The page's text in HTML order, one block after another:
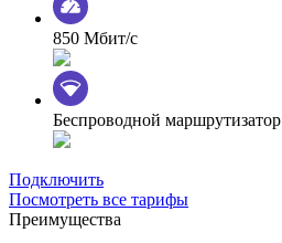
850 Мбит/с
Беспроводной маршрутизатор
Подключить
Посмотреть все тарифы
Преимущества